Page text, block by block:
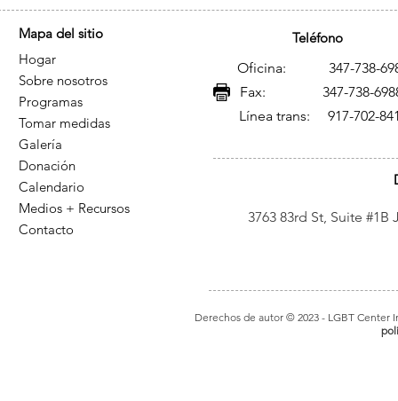
Mapa del sitio
Hogar
Sobre nosotros
Programas
Tomar medidas
Galería
Donación
Calendario
Medios + Recursos
Contacto
Teléfono
Oficina: 347-738-
Fax: 347-738-
Línea trans: 917-702-
3763 83rd St, Suite
Derechos de autor © 2023- LGBT Center